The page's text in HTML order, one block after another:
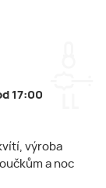
17:00
výroba
a noc